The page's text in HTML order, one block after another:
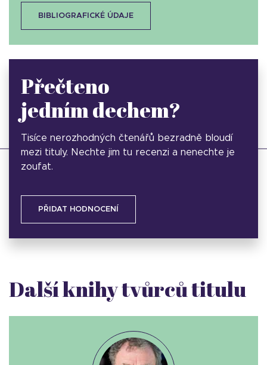
BIBLIOGRAFICKÉ ÚDAJE
Přečteno
jedním dechem?
Tisíce nerozhodných čtenářů bezradně bloudí
mezi tituly. Nechte jim tu recenzi a nenechte je
zoufat.
PŘIDAT HODNOCENÍ
Další knihy tvůrců titulu